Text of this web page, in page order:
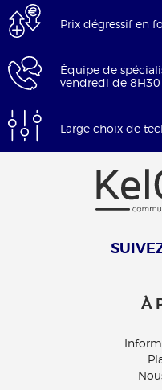
Prix dégressif en
Équipe de
vendredi de 8H30
Large choix de
À